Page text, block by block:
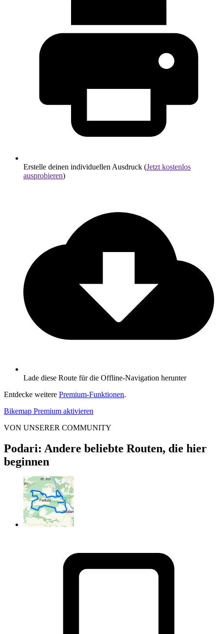
Erstelle deinen individuellen Ausdruck (Jetzt kostenlos
ausprobieren)
Lade diese Route für die Offline-Navigation herunter
Entdecke weitere Premium-Funktionen.
Bikemap Premium aktivieren
VON UNSERER COMMUNITY
Podari: Andere beliebte Routen, die hier
beginnen